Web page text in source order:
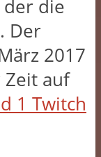
der die
Der
2017
Zeit auf
1 Twitch